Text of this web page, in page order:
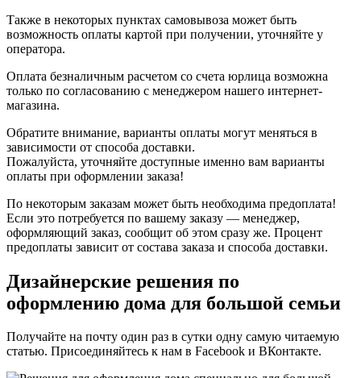
Также в некоторых пунктах самовывоза может быть
возможность оплаты картой при получении, уточняйте у
оператора.
Оплата безналичным расчетом со счета юрлица возможна
только по согласованию с менеджером нашего интернет-
магазина.
Обратите внимание, варианты оплаты могут меняться в
зависимости от способа доставки.
Пожалуйста, уточняйте доступные именно вам варианты
оплаты при оформлении заказа!
По некоторым заказам может быть необходима предоплата!
Если это потребуется по вашему заказу — менеджер,
оформляющий заказ, сообщит об этом сразу же. Процент
предоплаты зависит от состава заказа и способа доставки.
Дизайнерские решения по
оформлению дома для большой семьи
Получайте на почту один раз в сутки одну самую читаемую
статью. Присоединяйтесь к нам в Facebook и ВКонтакте.